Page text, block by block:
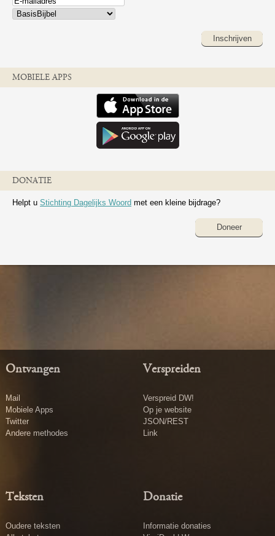
Inschrijven
MOBIELE APPS
DONATIE
Helpt u Stichting Dagelijks Woord met een kleine bijdrage?
Doneer
Ontvangen
Mail
Mobiele Apps
Twitter
Andere methodes
Verspreiden
Verspreid DW!
Op je website
JSON/REST
Link
Teksten
Oudere teksten
Donatie
Informatie donaties